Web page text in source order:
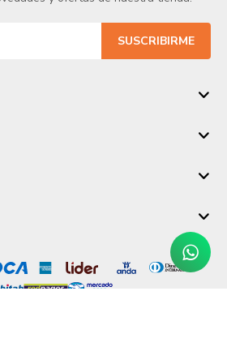
SUSCRIBIRME